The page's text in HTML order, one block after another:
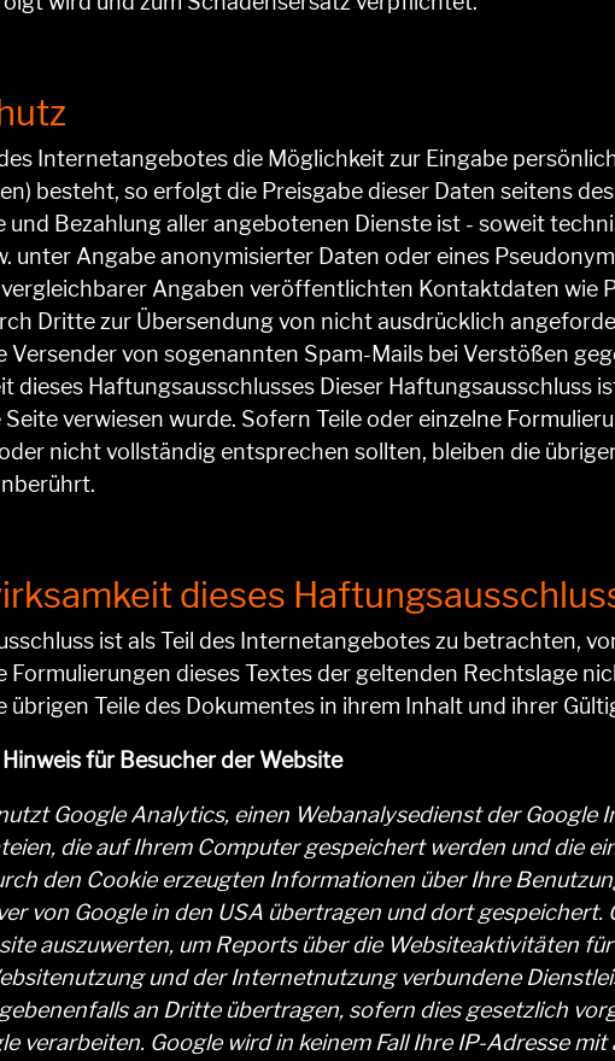
Internetangebotes die Möglichkeit zur Eingabe
besteht, so erfolgt die Preisgabe dieser Daten seitens
und Bezahlung aller angebotenen Dienste ist - soweit
unter Angabe anonymisierter Daten oder eines
vergleichbarer Angaben veröffentlichten Kontaktdaten wie
Dritte zur Übersendung von nicht ausdrücklich
Versender von sogenannten Spam-Mails bei Verstößen
dieses Haftungsausschlusses Dieser Haftungsausschluss
Seite verwiesen wurde. Sofern Teile oder einzelne
nicht vollständig entsprechen sollten, bleiben die
dieses
ist als Teil des Internetangebotes zu betrachten,
Formulierungen dieses Textes der geltenden Rechtslage
übrigen Teile des Dokumentes in ihrem Inhalt und ihrer
für Besucher der Website
Google Analytics, einen Webanalysedienst der Google
die auf Ihrem Computer gespeichert werden und die
den Cookie erzeugten Informationen über Ihre
von Google in den USA übertragen und dort
auszuwerten, um Reports über die Websiteaktivitäten
und der Internetnutzung verbundene
an Dritte übertragen, sofern dies gesetzlich
verarbeiten. Google wird in keinem Fall Ihre IP-Adresse